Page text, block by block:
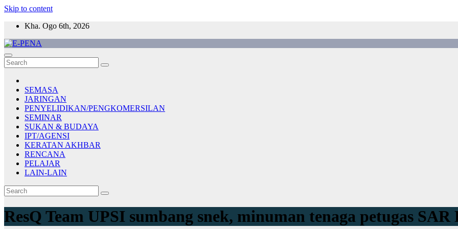
Skip to content
Kha. Ogo 6th, 2026
E-PENA
Berita Digital Terkini
SEMASA
JARINGAN
PENYELIDIKAN/PENGKOMERSILAN
SEMINAR
SUKAN & BUDAYA
IPT/AGENSI
KERATAN AKHBAR
RENCANA
PELAJAR
LAIN-LAIN
ResQ Team UPSI sumbang snek, minuman tenaga petugas